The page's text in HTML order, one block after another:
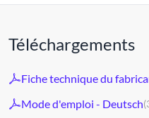
Téléchargements
Fiche technique du
Mode d'emploi - Deutsch